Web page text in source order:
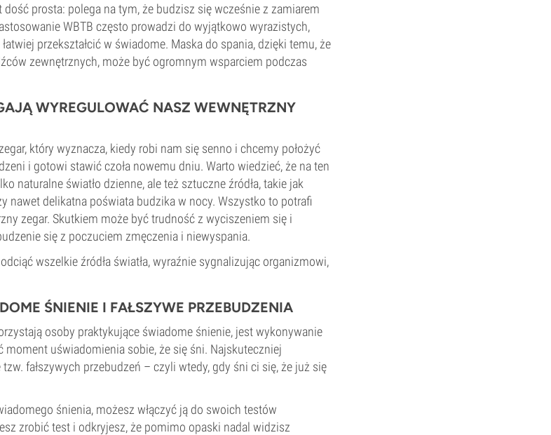
prosta: polega na tym, że budzisz się wcześnie z zamiarem
WBTB często prowadzi do wyjątkowo wyrazistych,
przekształcić w świadome. Maska do spania, dzięki temu, że
zewnętrznych, może być ogromnym wsparciem podczas
WYREGULOWAĆ NASZ WEWNĘTRZNY
który wyznacza, kiedy robi nam się senno i chcemy położyć
i gotowi stawić czoła nowemu dniu. Warto wiedzieć, że na ten
naturalne światło dzienne, ale też sztuczne źródła, takie jak
nawet delikatna poświata budzika w nocy. Wszystko to potrafi
zegar. Skutkiem może być trudność z wyciszeniem się i
się z poczuciem zmęczenia i niewyspania.
wszelkie źródła światła, wyraźnie sygnalizując organizmowi,
ŚNIENIE I FAŁSZYWE PRZEBUDZENIA
osoby praktykujące świadome śnienie, jest wykonywanie
moment uświadomienia sobie, że się śni. Najskuteczniej
fałszywych przebudzeń – czyli wtedy, gdy śni ci się, że już się
śnienia, możesz włączyć ją do swoich testów
zrobić test i odkryjesz, że pomimo opaski nadal widzisz